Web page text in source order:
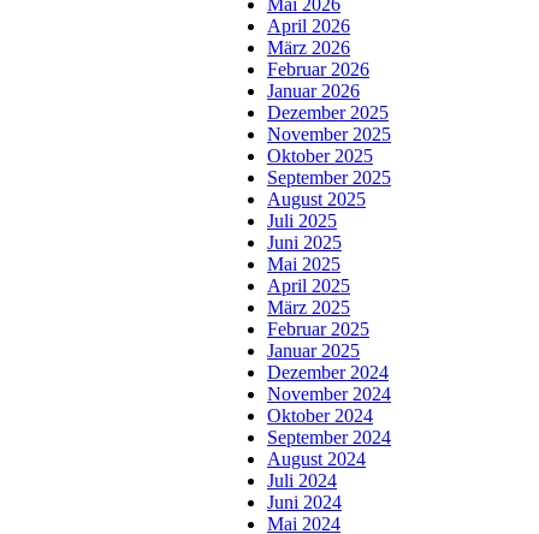
April 2026
März 2026
Februar 2026
Januar 2026
Dezember 2025
November 2025
Oktober 2025
September 2025
August 2025
Juli 2025
Juni 2025
Mai 2025
April 2025
März 2025
Februar 2025
Januar 2025
Dezember 2024
November 2024
Oktober 2024
September 2024
August 2024
Juli 2024
Juni 2024
Mai 2024